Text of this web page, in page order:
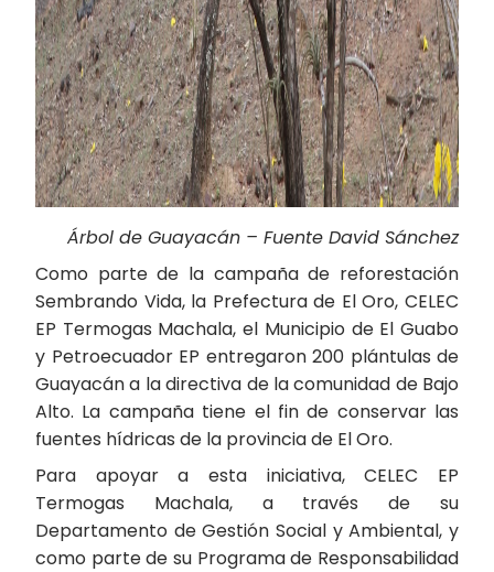
Árbol de Guayacán – Fuente David Sánchez
Como parte de la campaña de reforestación
Sembrando Vida, la Prefectura de El Oro, CELEC
EP Termogas Machala, el Municipio de El Guabo
y Petroecuador EP entregaron 200 plántulas de
Guayacán a la directiva de la comunidad de Bajo
Alto. La campaña tiene el fin de conservar las
fuentes hídricas de la provincia de El Oro.
Para apoyar a esta iniciativa, CELEC EP
Termogas Machala, a través de su
Departamento de Gestión Social y Ambiental, y
como parte de su Programa de Responsabilidad